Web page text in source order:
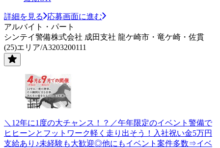
詳細を見る
応募画面に進む
アルバイト・パート
シンテイ警備株式会社 成田支社 龍ケ崎市・竜ケ崎・佐貫
(25)エリア/A3203200111
＼12年に1度の大チャンス！？／午年限定のイベント警備で
ヒヒーンとフットワーク軽く走り出そう！入社祝い金5万円
支給あり♪未経験も大歓迎◎他にもイベント案件多数⇒イベ